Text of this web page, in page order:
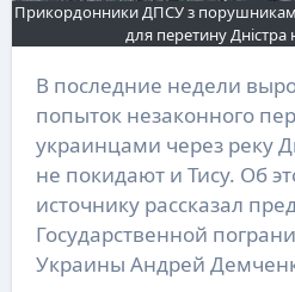
Прикордонники ДПСУ з
для перетину Дністра
В последние недели выросло количество
попыток незаконного
украинцами через реку
не покидают и Тису. Об
источнику рассказал
Государственной
Украины Андрей